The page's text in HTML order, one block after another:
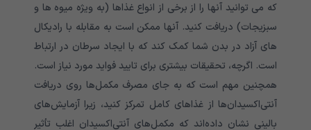
که می توانید آنها را از برخی از انواع غذاها (به ویژه میوه ها و
سبزیجات) دریافت کنید. آنها ممکن است به مقابله با رادیکال
های آزاد در بدن شما کمک کند که با ایجاد سرطان در ارتباط
است. اگرچه، تحقیقات بیشتری برای تایید فواید مورد نیاز است.
همچنین مهم است که به جای مصرف مکمل‌ها روی دریافت
آنتی‌اکسیدان‌ها از غذاهای کامل تمرکز کنید، زیرا آزمایش‌های
بالینی نشان داده‌اند که مکمل‌های آنتی‌اکسیدان اغلب تأثیر